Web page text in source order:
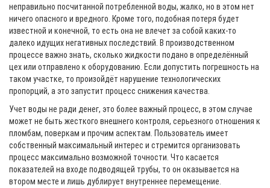
неправильно посчитанной потребленной воды, жалко, но в этом нет
ничего опасного и вредного. Кроме того, подобная потеря будет
известной и конечной, то есть она не влечет за собой каких-то
далеко идущих негативных последствий. В производственном
процессе важно знать, сколько жидкости подано в определённый
цех или отправлено к оборудованию. Если допустить погрешность на
таком участке, то произойдёт нарушение технологических
пропорций, а это запустит процесс снижения качества.
Учет воды не ради денег, это более важный процесс, в этом случае
может не быть жесткого внешнего контроля, серьезного отношения к
пломбам, поверкам и прочим аспектам. Пользователь имеет
собственный максимальный интерес и стремится организовать
процесс максимально возможной точности. Что касается
показателей на входе подводящей трубы, то он оказывается на
втором месте и лишь дублирует внутреннее перемещение.